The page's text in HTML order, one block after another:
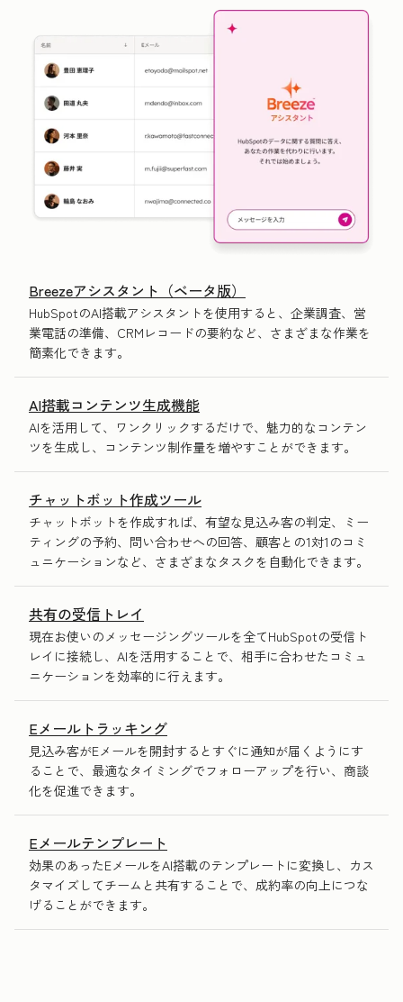
Breezeアシスタント（ベータ版）
HubSpotのAI搭載アシスタントを使用すると、企業調査、営
業電話の準備、CRMレコードの要約など、さまざまな作業を
簡素化できます。
AI搭載コンテンツ生成機能
AIを活用して、ワンクリックするだけで、魅力的なコンテン
ツを生成し、コンテンツ制作量を増やすことができます。
チャットボット作成ツール
チャットボットを作成すれば、有望な見込み客の判定、ミー
ティングの予約、問い合わせへの回答、顧客との1対1のコミ
ュニケーションなど、さまざまなタスクを自動化できます。
共有の受信トレイ
現在お使いのメッセージングツールを全てHubSpotの受信ト
レイに接続し、AIを活用することで、相手に合わせたコミュ
ニケーションを効率的に行えます。
Eメールトラッキング
見込み客がEメールを開封するとすぐに通知が届くようにす
ることで、最適なタイミングでフォローアップを行い、商談
化を促進できます。
Eメールテンプレート
効果のあったEメールをAI搭載のテンプレートに変換し、カス
タマイズしてチームと共有することで、成約率の向上につな
げることができます。